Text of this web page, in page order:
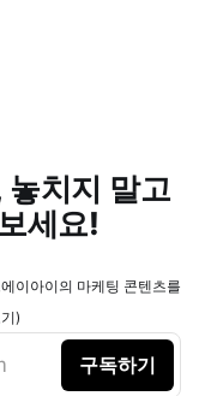
치지 말고
세요!
이아이의 마케팅 콘텐츠를
)
구독하기